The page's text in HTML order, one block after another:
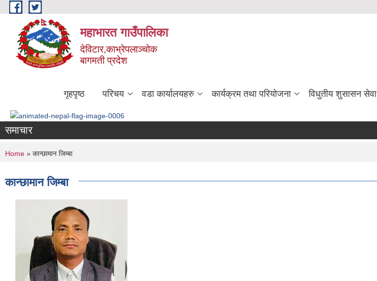
Skip to main content
महाभारत गाउँपालिका
देविटार,काभ्रेपलाञ्चोक
बागमती प्रदेश
गृहपृष्ठ परिचय वडा कार्यालयहरु कार्यक्रम तथा परियोजना विधुतीय शुसासन सेवा
समाचार
You are here
Home » कान्छामान जिम्बा
कान्छामान जिम्बा